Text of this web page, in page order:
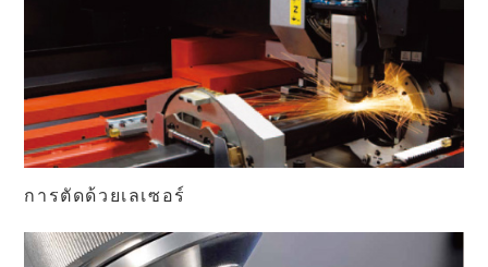
การตัดด้วยเลเซอร์